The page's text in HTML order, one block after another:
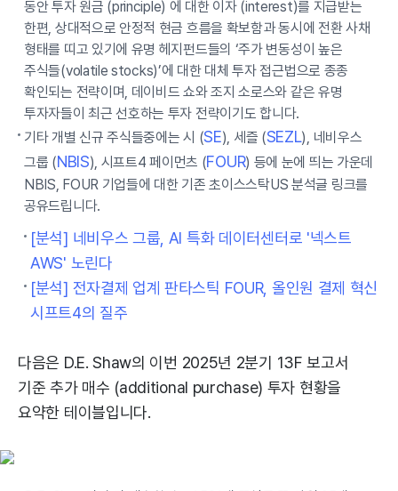
동안 투자 원금 (principle) 에 대한 이자 (interest)를 지급받는
한편, 상대적으로 안정적 현금 흐름을 확보함과 동시에 전환 사채
형태를 띠고 있기에 유명 헤지펀드들의 ‘주가 변동성이 높은
주식들(volatile stocks)’에 대한 대체 투자 접근법으로 종종
확인되는 전략이며, 데이비드 쇼와 조지 소로스와 같은 유명
투자자들이 최근 선호하는 투자 전략이기도 합니다.
기타 개별 신규 주식들중에는 시 (SE), 세즐 (SEZL), 네비우스
그룹 (NBIS), 시프트4 페이먼츠 (FOUR) 등에 눈에 띄는 가운데
NBIS, FOUR 기업들에 대한 기존 초이스스탁US 분석글 링크를
공유드립니다.
[분석] 네비우스 그룹, AI 특화 데이터센터로 '넥스트
AWS' 노린다
[분석] 전자결제 업계 판타스틱 FOUR, 올인원 결제 혁신
시프트4의 질주
다음은 D.E. Shaw의 이번 2025년 2분기 13F 보고서
기준 추가 매수 (additional purchase) 투자 현황을
요약한 테이블입니다.